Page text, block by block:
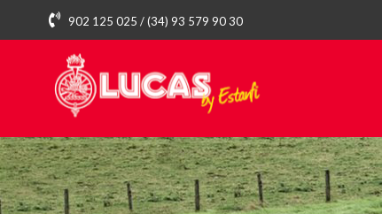
902 125 025 / (34) 93 579 90 30